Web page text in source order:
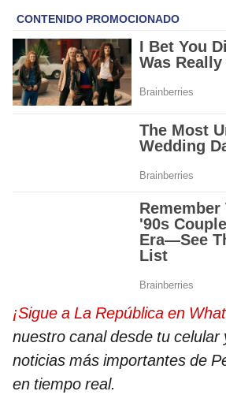
¡Sigue a La República en
nuestro canal desde tu celular
noticias más importantes de
en tiempo real.